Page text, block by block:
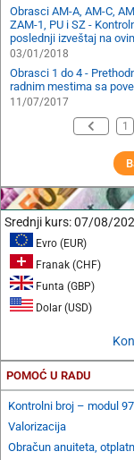
Obrasci AM-A, AM-C,
ZAM-1, PU i SZ -
poslednji izveštaj na
03/01/2018
Obrasci 1 do 4 -
radnim mestima sa
11/07/2017
1
Srednji kurs:07/08/
Evro (EUR)
Franak (CHF)
Funta (GBP)
Dolar (USD)
POMOĆ U RADU
Kontrolni broj – modul 97
Valorizacija
Obračun anuiteta,